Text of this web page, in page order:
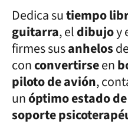
Dedica sutiempo
guitarra, eldibujoy
firmes susanhelos
conconvertirseen
piloto de avión,
unóptimo estado
soporte